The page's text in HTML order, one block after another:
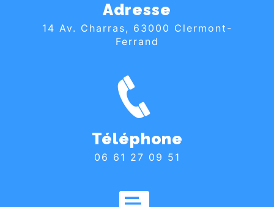
Adresse
14 Av. Charras, 63000 Clermont-
Ferrand
Téléphone
06 61 27 09 51